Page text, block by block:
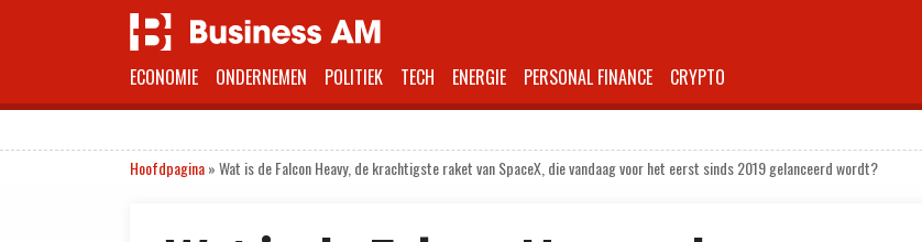
ECONOMIE ONDERNEMEN POLITIEK TECH ENERGIE PERSONAL FINANCE CRYPTO
Hoofdpagina»Wat is de Falcon Heavy, de krachtigste raket van SpaceX, die vandaag voor het eerst sinds 2019 gelanceerd wordt?